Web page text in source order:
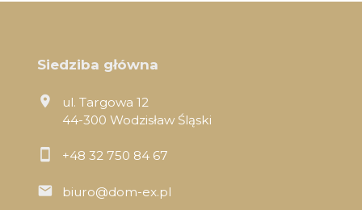
Siedziba główna
ul. Targowa 12
44-300 Wodzisław Śląski
+48 32 750 84 67
biuro@dom-ex.pl